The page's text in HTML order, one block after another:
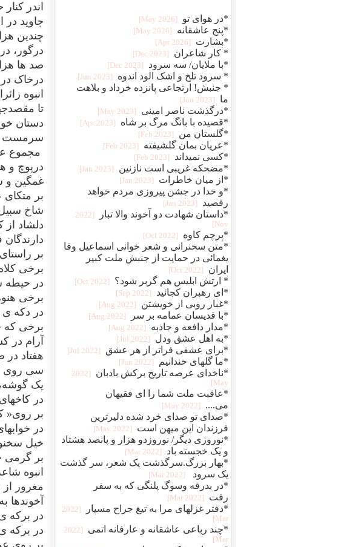
اندر
جاوید در
چندین
درگور،
صد ها
درخاک
انبوه
تا
دستان
سرمست
مجموع
درپوچ و
غمگین و
بر
شاخ
دلشاد
بر
برخی
در حیطه
برخی
در دکه ی
برخی که
آرام در
هفتاد در
سی روی
یک
در
بر روی«
در
خیل
بر گرمی
انبوه
مغرور
در برکه
در برکه
بر روی
*در هوای تو [2026 May]
*پنج عاشقانه [2026 May]
*بشارت [2026 Apr]
* کار شاعران [2023 Dec]
*با ملایان/ سه سرود [2023 Dec]
* سرود تلخ و اشک الود اندوه [2023 Jun]
* جنبش! ارتجاعی پانزده خرداد و بلاهت
ما
[2023 Jun]
*درگذشت ناصر امینی [2023 May]
*قصیده با بانگ مرگ بر شاه [2023 Apr]
*گلستان من [2023 Feb]
*عریان بمان گلشیفته [2023 Feb]
*کسی نمیداند [2023 Feb]
*مضحکه غریبی است نازنین [2023 Jan]
*از میان خاطرات [2023 Jan]
*و خدا در جشن پیروزی مردم خواهد
رقصید
[2023 Jan]
*داستان شهادت دو آخوند والا تبار
[2022
Nov]
*پرچم کاوه [2022 Oct]
*متن سخنرانی و شعر خوانی اسماعیل وفا
یغمائی در حمایت از جنبش ملت کبیر
ایران
[2022 Oct]
* ارتش ابلیس هم گربر شود؟ [2022 Oct]
*ای رهبران کجائید [2022 Sep]
*غبار روبی از خویشتن [2022 Aug]
*با قدیسان عمامه بر سر [2022 Aug]
*مدار دافعه و جاذبه [2022 Aug]
*به اهل عشق ودل [2022 Jul]
*برای عشقی فراتر از هر عشق [2022 Jul]
*ما گلهای خندانیم [2022 Jun]
*ناخدای عرصه تاریخ برکش بادبان
[2022
May]
*عاقبت ملت شما را ای فقیهان
می....
[2022 May]
*صدای تو صدای خرد شده دلیرترین
فرزندان این میهن است
[2022 May]
*نوروزی دیگر/ نوروزدو هزار و پانصد هشتاد
و یک خجسته باد
[2022 Mar]
*بهار بزرگ.سرگذشت یک شعر، سر گذشت
یک سرود
[2022 Mar]
*در بدرقه وسوگ پلنگی که به سفر
رفت
[2022 Mar]
*دفتر غزلهای مرا به تیغ جراح مسپار
[2022
Mar]
*چند رباعی عاشقانه و عارفانه اتمی
[2022
Mar]